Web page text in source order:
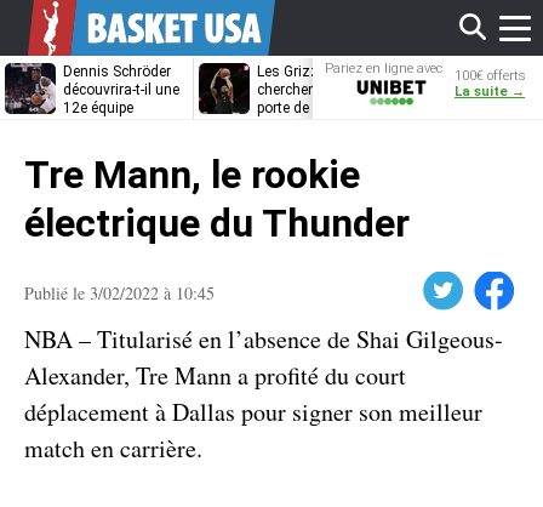
Dennis Schröder
découvrira-t-il une
12e équipe
Les Grizzlies
cherchent déjà une
porte de sortie
Dwane Casey
bientôt coach
Pariez en ligne avec
Unibet
100€ offerts
La suite →
Tre Mann, le rookie
électrique du Thunder
Publié le 3/02/2022 à 10:45 Facebook
NBA – Titularisé en l’absence de Shai Gilgeous-
Alexander, Tre Mann a profité du court
déplacement à Dallas pour signer son meilleur
match en carrière.